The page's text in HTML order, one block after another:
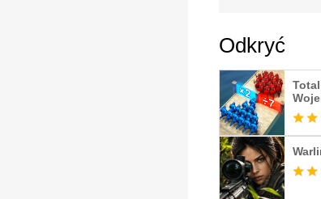
Odkryć